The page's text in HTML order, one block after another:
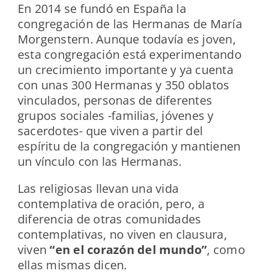
En 2014 se fundó en España la
congregación de las Hermanas de María
Morgenstern. Aunque todavía es joven,
esta congregación está experimentando
un crecimiento importante y ya cuenta
con unas 300 Hermanas y 350 oblatos
vinculados, personas de diferentes
grupos sociales -familias, jóvenes y
sacerdotes- que viven a partir del
espíritu de la congregación y mantienen
un vínculo con las Hermanas.
Las religiosas llevan una vida
contemplativa de oración, pero, a
diferencia de otras comunidades
contemplativas, no viven en clausura,
viven“en el corazón del mundo”, como
ellas mismas dicen.